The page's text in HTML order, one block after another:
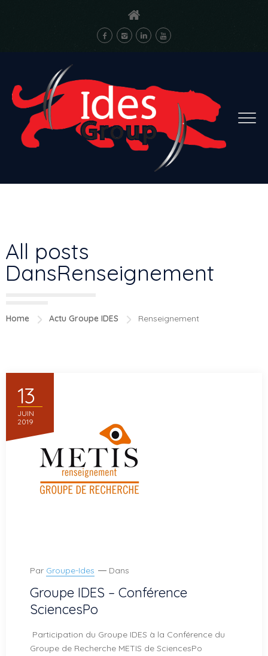
All posts
DansRenseignement
Home Actu Groupe IDES Renseignement
13
JUIN
2019
Par Groupe-Ides Dans
Groupe IDES – Conférence
SciencesPo
Participation du Groupe IDES à la Conférence du
Groupe de Recherche METIS de SciencesPo